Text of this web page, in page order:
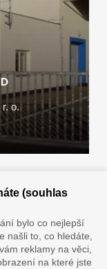
o.
(souhlas
bylo co nejlepší
našli to, co hledáte,
reklamy na věci,
na které jste